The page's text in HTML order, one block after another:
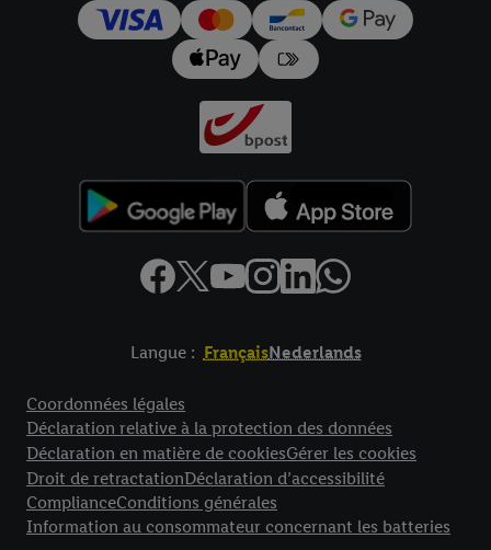
Langue : FrançaisNederlands
Coordonnées légales
Déclaration relative à la protection des données
Déclaration en matière de cookiesGérer les cookies
Droit de retractationDéclaration d’accessibilité
ComplianceConditions générales
Information au consommateur concernant les batteries